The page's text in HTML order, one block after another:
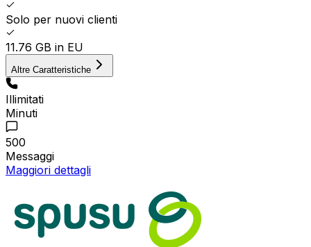
Solo per nuovi clienti
11.76 GB in EU
Altre Caratteristiche
Illimitati
Minuti
500
Messaggi
Maggiori dettagli